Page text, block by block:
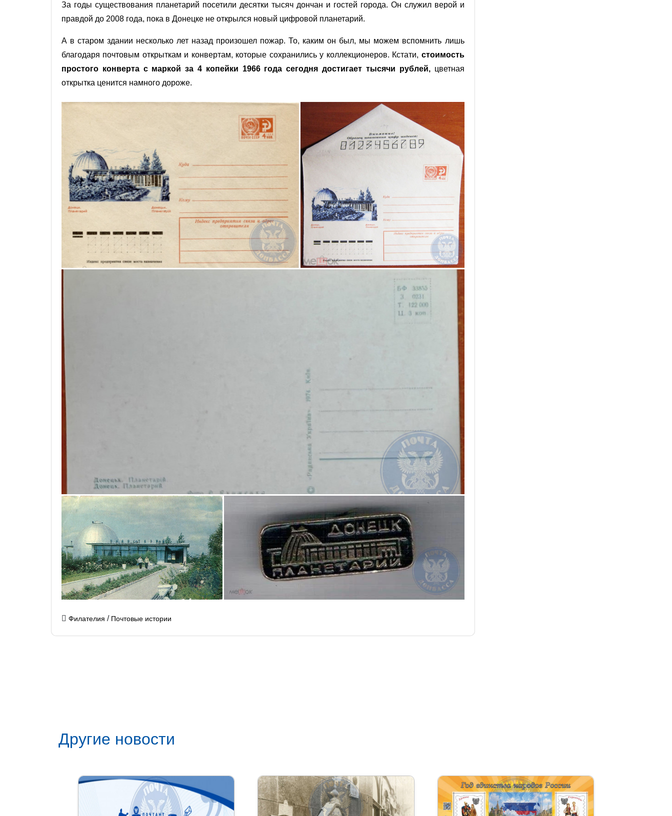
За годы существования планетарий посетили десятки тысяч дончан и гостей города. Он служил верой и
правдой до 2008 года, пока в Донецке не открылся новый цифровой планетарий.
А в старом здании несколько лет назад произошел пожар. То, каким он был, мы можем вспомнить лишь
благодаря почтовым открыткам и конвертам, которые сохранились у коллекционеров. Кстати, стоимость
простого конверта с маркой за 4 копейки 1966 года сегодня достигает тысячи рублей,цветная
открытка ценится намного дороже.
Филателия / Почтовые истории
Другие новости